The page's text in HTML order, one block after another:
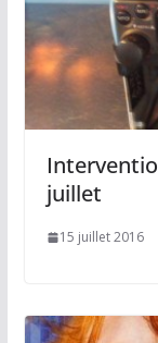
juillet
15 juillet 2016